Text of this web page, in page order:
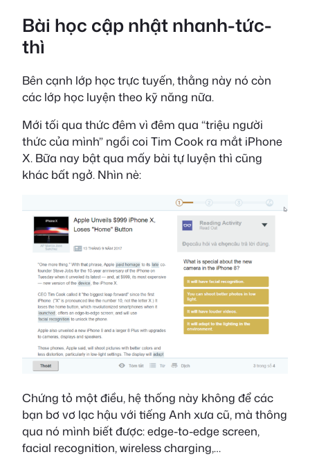
Bài học cập nhật nhanh-tức-
thì
Bên cạnh lớp học trực tuyến, thằng này nó còn
các lớp học luyện theo kỹ năng nữa.
Mới tối qua thức đêm vì đêm qua “triệu người
thức của mình” ngồi coi Tim Cook ra mắt iPhone
X. Bữa nay bật qua mấy bài tự luyện thì cũng
khác bất ngở. Nhìn nè:
Chứng tỏ một điều, hệ thống này không để các
bạn bơ vơ lạc hậu với tiếng Anh xưa cũ, mà thông
qua nó mình biết được: edge-to-edge screen,
facial recognition, wireless charging,…